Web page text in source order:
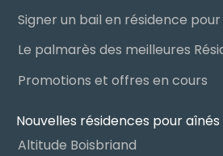
Promotions et offres en cours
Nouvelles résidences pour aînés
Altitude Boisbriand